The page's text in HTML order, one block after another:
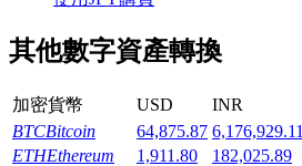
其他數字資產轉換
加密貨幣 USD INR
BTCBitcoin 64,875.87 6,176,929.11
ETHEthereum 1,911.80 182,025.89